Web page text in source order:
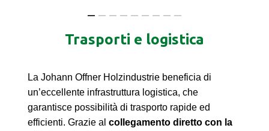
Trasporti e logistica
La Johann Offner Holzindustrie beneficia di
un’eccellente infrastruttura logistica, che
garantisce possibilità di trasporto rapide ed
efficienti. Grazie alcollegamento diretto con la